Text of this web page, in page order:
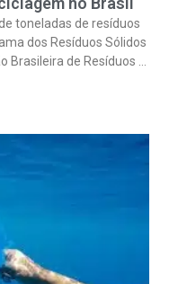
toneladas de resíduos
dos Resíduos Sólidos
Brasileira de Resíduos e